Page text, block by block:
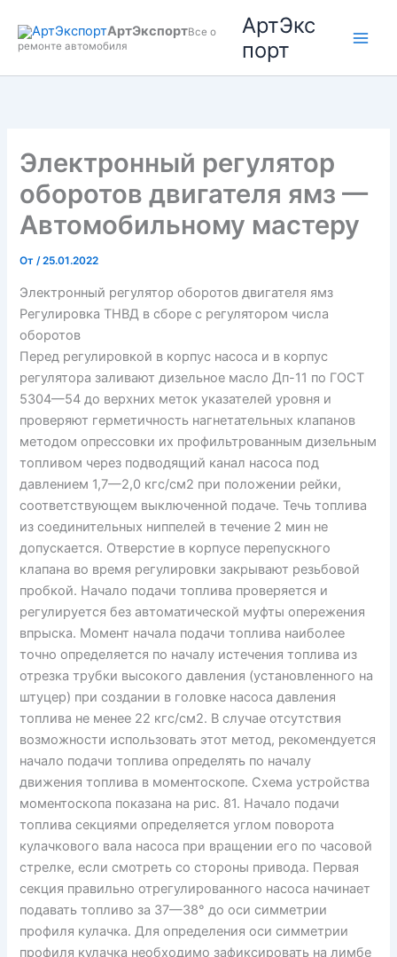
содержимому
АртЭкспортВсе о
ремонте автомобиля
АртЭкс
порт
Электронный регулятор
оборотов двигателя ямз —
Автомобильному мастеру
От/25.01.2022
Электронный регулятор оборотов двигателя ямз
Регулировка ТНВД в сборе с регулятором числа
оборотов
Перед регулировкой в корпус насоса и в корпус
регулятора заливают дизельное масло Дп-11 по ГОСТ
5304—54 до верхних меток указателей уровня и
проверяют герметичность нагнетательных клапанов
методом опрессовки их профильтрованным дизельным
топливом через подводящий канал насоса под
давлением 1,7—2,0 кгс/см2 при положении рейки,
соответствующем выключенной подаче. Течь топлива
из соединительных ниппелей в течение 2 мин не
допускается. Отверстие в корпусе перепускного
клапана во время регулировки закрывают резьбовой
пробкой. Начало подачи топлива проверяется и
регулируется без автоматической муфты опережения
впрыска. Момент начала подачи топлива наиболее
точно определяется по началу истечения топлива из
отрезка трубки высокого давления (установленного на
штуцер) при создании в головке насоса давления
топлива не менее 22 кгс/см2. В случае отсутствия
возможности использовать этот метод, рекомендуется
начало подачи топлива определять по началу
движения топлива в моментоскопе. Схема устройства
моментоскопа показана на рис. 81. Начало подачи
топлива секциями определяется углом поворота
кулачкового вала насоса при вращении его по часовой
стрелке, если смотреть со стороны привода. Первая
секция правильно отрегулированного насоса начинает
подавать топливо за 37—38° до оси симметрии
профиля кулачка. Для определения оси симметрии
профиля кулачка необходимо зафиксировать на лимбе